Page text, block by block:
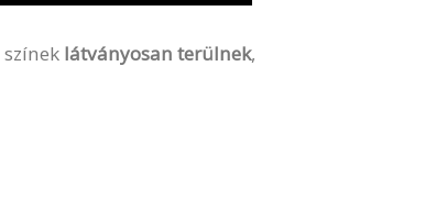
látványosan terülnek,